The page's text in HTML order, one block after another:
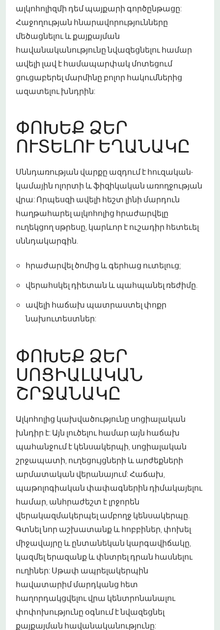
ալկոհոլիզմի դեմ պայքարի գործընթացը:
Հաջողության հնարավորությունները
մեծացնելու և քայքայման
հավանականությունը նվազեցնելու համար
ավելի լավ է համապարփակ մոտեցում
ցուցաբերել մարմինը բոլոր հակումներից
ազատելու խնդրին:
ՓՈԽԵՔ ՁԵՐ
ՈՒՏԵԼՈՒ ԵՂԱՆԱԿԸ
Սննդառության վարքը ազդում է հուզական-
կամային ոլորտի և ֆիզիկական առողջության
վրա: Որպեսզի ավելի հեշտ լինի մարդուն
հաղթահարել ալկոհոլից հրաժարվելը
ուղեկցող սթրեսը, կարևոր է ուշադիր հետեւել
սննդակարգին.
հրաժարվել ծոմից և գերհաց ուտելուց;
վերահսկել դիետան և պահպանել ռեժիմը.
ավելի հաճախ պատրաստել փոքր
նախուտեստներ:
ՓՈԽԵՔ ՁԵՐ
ՍՈՑԻԱԼԱԿԱՆ
ՇՐՋԱՆԱԿԸ
Ալկոհոլից կախվածությունը սոցիալական
խնդիր է: Այն լուծելու համար այն հաճախ
պահանջում է կենսակերպի, սոցիալական
շրջապատի, ուղեցույցների և արժեքների
արմատական վերանայում: Հաճախ,
պաթոլոգիական փափագներին դիմակայելու
համար, անհրաժեշտ է լրջորեն
վերակազմակերպել ամբողջ կենսակերպը.
Գտնել նոր աշխատանք և հոբբիներ, փոխել
միջավայրը և ընտանեկան կարգավիճակը,
կազմել երազանք և փնտրել դրան հասնելու
ուղիներ: Սթափ ապրելակերպին
հավատարիմ մարդկանց հետ
հաղորդակցվելու վրա կենտրոնանալու
փոփոխությունը օգնում է նվազեցնել
քայքայման հավանականությունը: